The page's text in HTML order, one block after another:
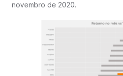
novembro de 2020.